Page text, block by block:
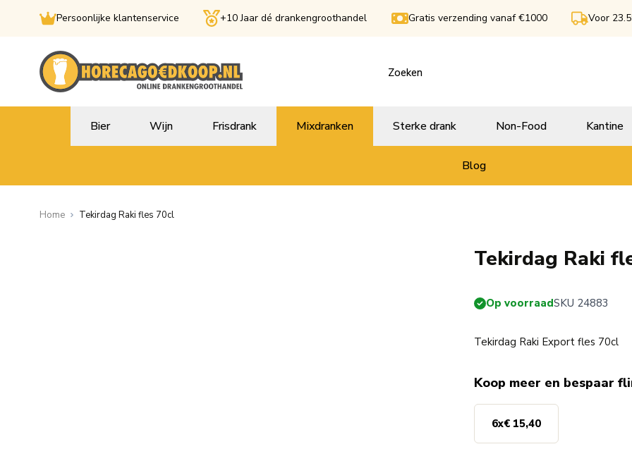
Persoonlijke klantenservice +10 Jaar dé drankengroothandel Gratis verzending vanaf €1000 Voor
Bier Wijn Frisdrank Mixdranken Sterke drank Non-Food Kantine
Blog
Home Tekirdag Raki fles 70cl
Tekirdag Raki
Op voorraadSKU 24883
Tekirdag Raki Export fles 70cl
Koop meer en bespaar
6x€ 15,40